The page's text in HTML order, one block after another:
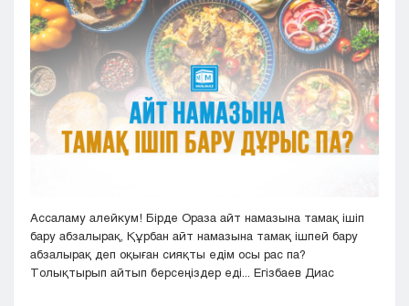
Семей
Талдыкорган
Тараз
Туркестан
Уральск
Усть-Каменогорск
Шымкент
Ассаламу алейкум! Бірде Ораза айт намазына тамақ ішіп
бару абзалырақ, Құрбан айт намазына тамақ ішпей бару
абзалырақ деп оқыған сияқты едім осы рас па?
Толықтырып айтып берсеңіздер еді... Егізбаев Диас